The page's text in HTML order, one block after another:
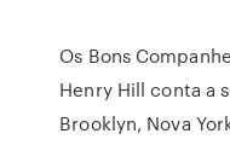
Os Bons
Henry Hill conta a
Brooklyn, Nova